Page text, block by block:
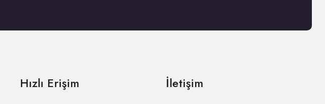
Hızlı Erişim İletişim